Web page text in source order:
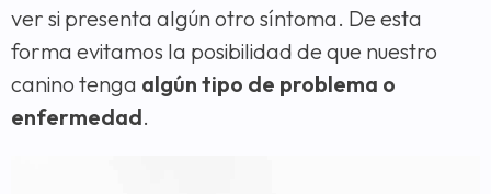
ver si presenta algún otro síntoma. De esta
forma evitamos la posibilidad de que nuestro
canino tenga algún tipo de problema o
enfermedad.